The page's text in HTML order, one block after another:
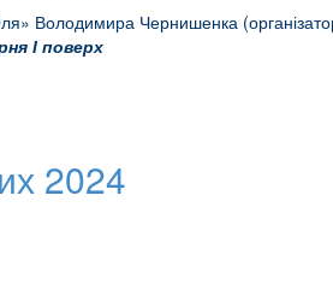
Володимира Чернишенка
І поверх
2024